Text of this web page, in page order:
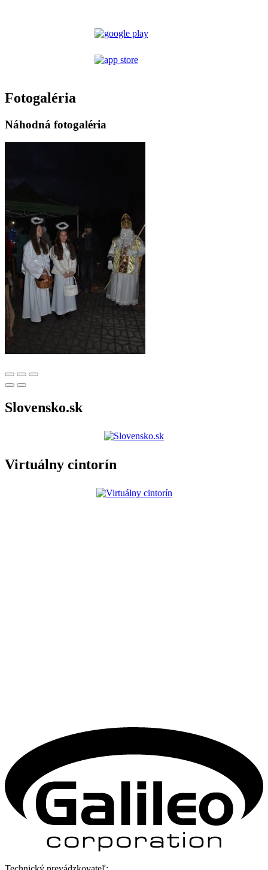
Fotogaléria
Náhodná fotogaléria
Slovensko.sk
Virtuálny cintorín